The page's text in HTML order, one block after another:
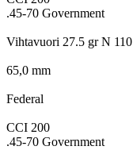
.45-70 Government
Vihtavuori 27.5 gr N 110
65,0 mm
Federal
CCI 200
.45-70 Government